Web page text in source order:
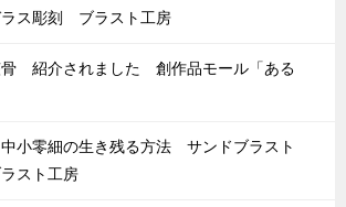
ス彫刻 ブラスト工房
骨 紹介されました 創作品モール「ある
中小零細の生き残る方法 サンドブラスト
スト工房